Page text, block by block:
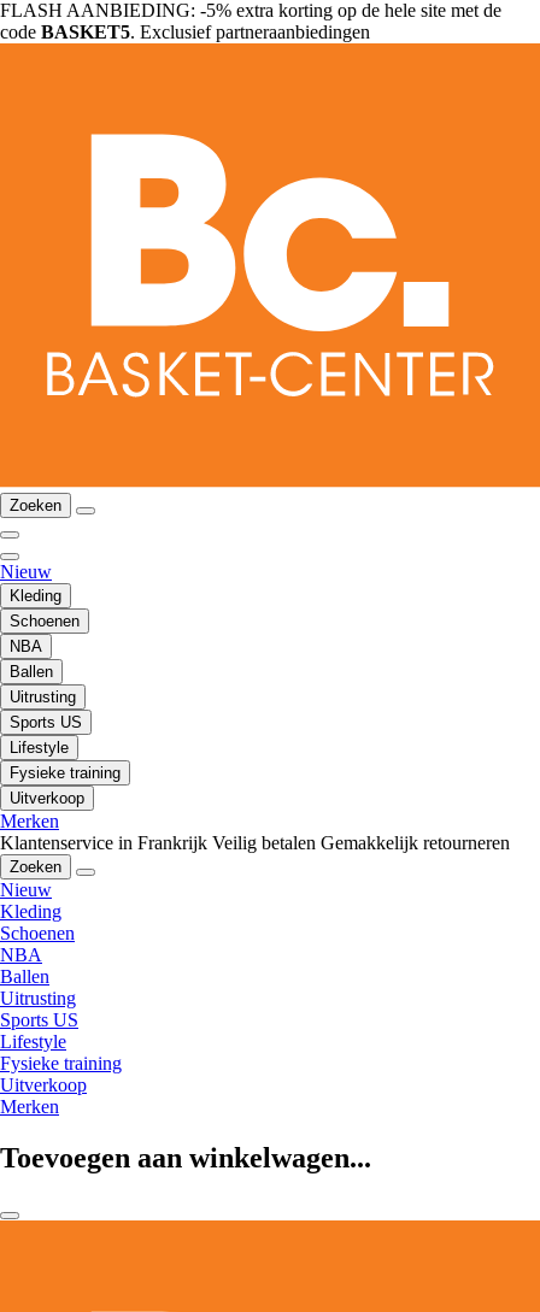
FLASH AANBIEDING: -5% extra korting op de hele site met de
code BASKET5. Exclusief partneraanbiedingen
Zoeken
Nieuw
Kleding
Schoenen
NBA
Ballen
Uitrusting
Sports US
Lifestyle
Fysieke training
Uitverkoop
Merken
Klantenservice in Frankrijk Veilig betalen Gemakkelijk retourneren
Zoeken
Nieuw
Kleding
Schoenen
NBA
Ballen
Uitrusting
Sports US
Lifestyle
Fysieke training
Uitverkoop
Merken
Toevoegen aan winkelwagen...